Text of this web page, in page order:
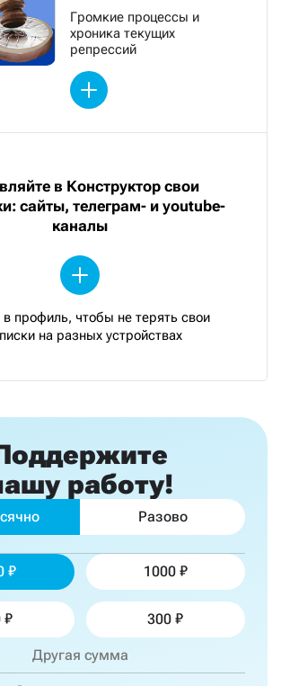
Громкие процессы и
хроника текущих
репрессий
в Конструктор свои
сайты, телеграм- и youtube-
каналы
в профиль, чтобы не терять свои
на разных устройствах
работу!
Разово
1000
300